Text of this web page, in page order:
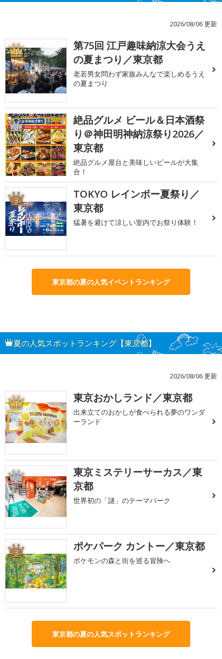
2026/08/06 更新
1
第75回 江戸趣味納涼大会うえ
の夏まつり／東京都
老若男女問わず家族みんなで楽しめるうえ
の夏まつり
2
絶品グルメ ビール＆日本酒祭
り＠神田明神納涼祭り2026／
東京都
絶品グルメ屋台と美味しいビールが大集
合！
3
TOKYO レインボー夏祭り／
東京都
猛暑を避けて涼しい室内でお祭り体験！
東京都の夏の人気イベントランキング
夏の人気スポットランキング【東京都】
2026/08/06 更新
1 東京おかしランド／東京都
出来立てのおかしが食べられる夢のワンダ
ーランド
2
東京ミステリーサーカス／東
京都
世界初の「謎」のテーマパーク
3 ポケパーク カントー／東京都
ポケモンの森と街を巡る冒険へ
東京都の夏の人気スポットランキング